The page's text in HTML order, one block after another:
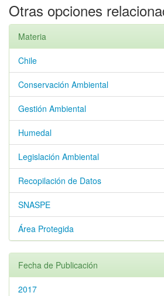
Otras opciones
Materia
Chile
Conservación Ambiental
Gestión Ambiental
Humedal
Legislación Ambiental
Recopilación de Datos
SNASPE
Área Protegida
Fecha de Publicación
2017